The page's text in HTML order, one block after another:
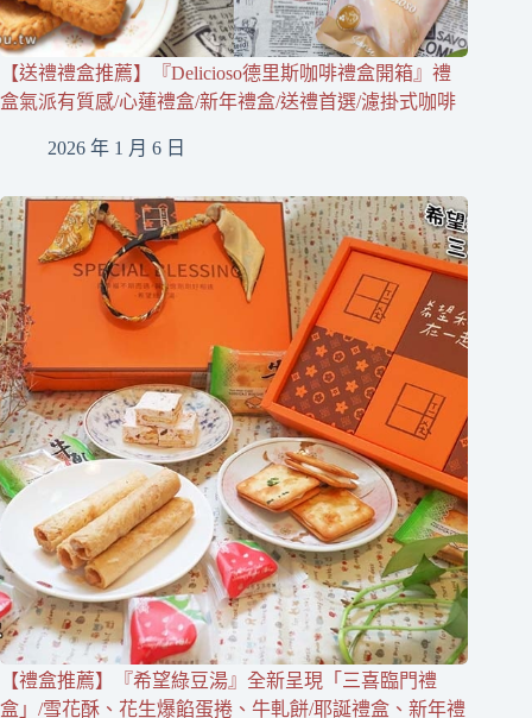
【送禮禮盒推薦】『Delicioso德里斯咖啡禮盒開箱』禮
盒氣派有質感/心蓮禮盒/新年禮盒/送禮首選/濾掛式咖啡
2026 年 1 月 6 日
【禮盒推薦】『希望綠豆湯』全新呈現「三喜臨門禮
盒」/雪花酥、花生爆餡蛋捲、牛軋餅/耶誕禮盒、新年禮